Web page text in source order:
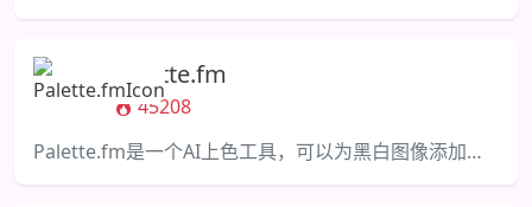
Palette.fm
45208
Palette.fm是一个AI上色工具，可以为黑白图像添加颜色，无需注册。